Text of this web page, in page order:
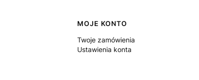
MOJE KONTO
Twoje zamówienia
Ustawienia konta